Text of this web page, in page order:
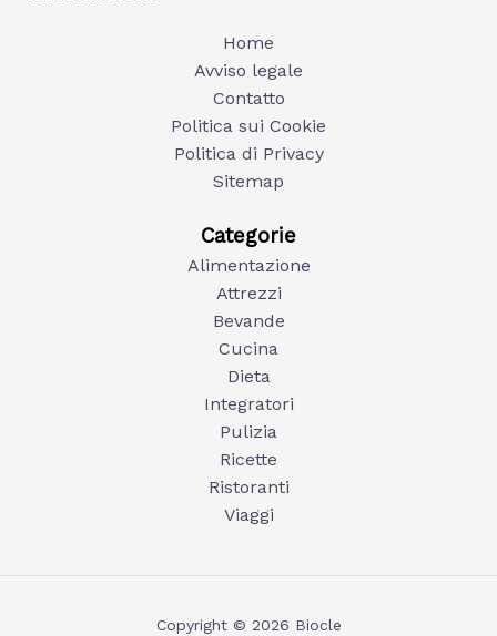
Home
Avviso legale
Contatto
Politica sui Cookie
Politica di Privacy
Sitemap
Categorie
Alimentazione
Attrezzi
Bevande
Cucina
Dieta
Integratori
Pulizia
Ricette
Ristoranti
Viaggi
Copyright © 2026 Biocle